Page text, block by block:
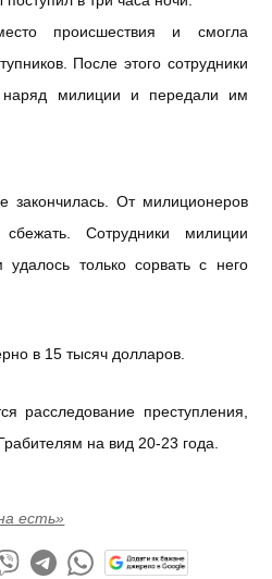
происшествия и смогла
После этого сотрудники
милиции и передали им
закончилась. От милиционеров
Сотрудники милиции
только сорвать с него
в 15 тысяч долларов.
расследование преступления,
на вид 20-23 года.
есть»